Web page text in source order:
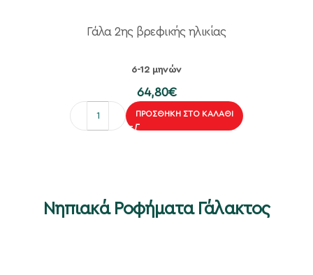
Γάλα 2ης βρεφικής ηλικίας
6-12 μηνών
64,80€
ΠΡΟΣΘΉΚΗ ΣΤΟ ΚΑΛΆΘΙ
Νηπιακά Ροφήματα Γάλακτος